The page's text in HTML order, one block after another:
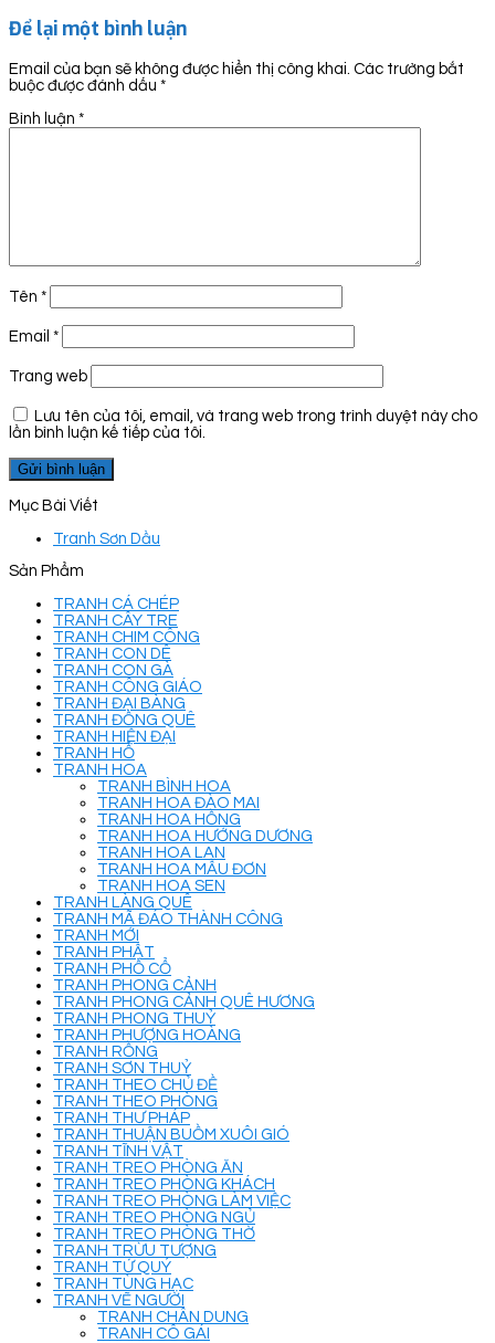
Để lại một bình luận
Email của bạn sẽ không được hiển thị công khai. Các trường bắt
buộc được đánh dấu *
Bình luận *
Tên *
Email *
Trang web
Lưu tên của tôi, email, và trang web trong trình duyệt này cho
lần bình luận kế tiếp của tôi.
Mục Bài Viết
Tranh Sơn Dầu
Sản Phẩm
TRANH CÁ CHÉP
TRANH CÂY TRE
TRANH CHIM CÔNG
TRANH CON DÊ
TRANH CON GÀ
TRANH CÔNG GIÁO
TRANH ĐẠI BÀNG
TRANH ĐỒNG QUÊ
TRANH HIỆN ĐẠI
TRANH HỔ
TRANH HOA
TRANH BÌNH HOA
TRANH HOA ĐÀO MAI
TRANH HOA HỒNG
TRANH HOA HƯỚNG DƯƠNG
TRANH HOA LAN
TRANH HOA MẪU ĐƠN
TRANH HOA SEN
TRANH LÀNG QUÊ
TRANH MÃ ĐÁO THÀNH CÔNG
TRANH MỚI
TRANH PHẬT
TRANH PHỐ CỔ
TRANH PHONG CẢNH
TRANH PHONG CẢNH QUÊ HƯƠNG
TRANH PHONG THUỶ
TRANH PHƯỢNG HOÀNG
TRANH RỒNG
TRANH SƠN THUỶ
TRANH THEO CHỦ ĐỀ
TRANH THEO PHÒNG
TRANH THƯ PHÁP
TRANH THUẬN BUỒM XUÔI GIÓ
TRANH TĨNH VẬT
TRANH TREO PHÒNG ĂN
TRANH TREO PHÒNG KHÁCH
TRANH TREO PHÒNG LÀM VIỆC
TRANH TREO PHÒNG NGỦ
TRANH TREO PHÒNG THỜ
TRANH TRỪU TƯỢNG
TRANH TỨ QUÝ
TRANH TÙNG HẠC
TRANH VẼ NGƯỜI
TRANH CHÂN DUNG
TRANH CÔ GÁI